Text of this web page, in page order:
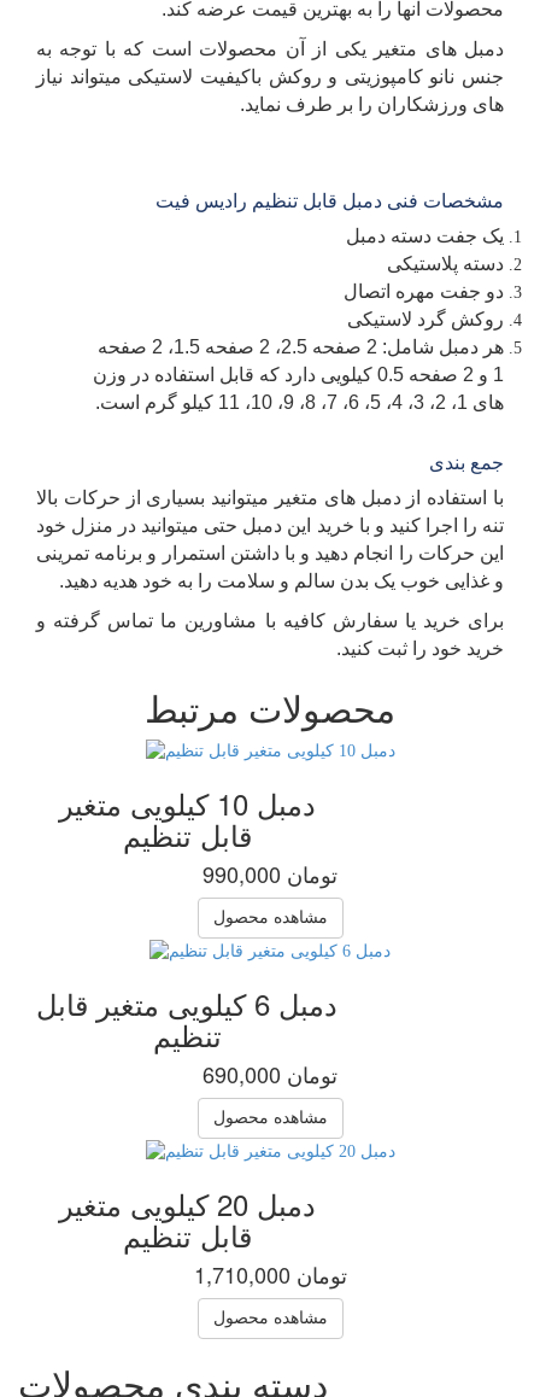
محصولات آنها را به بهترین قیمت عرضه کند.
دمبل های متغیر یکی از آن محصولات است که با توجه به
جنس نانو کامپوزیتی و روکش باکیفیت لاستیکی میتواند نیاز
های ورزشکاران را بر طرف نماید.
مشخصات فنی دمبل قابل تنظیم رادیس فیت
یک جفت دسته دمبل
دسته پلاستیکی
دو جفت مهره اتصال
روکش گرد لاستیکی
هر دمبل شامل: 2 صفحه 2.5، 2 صفحه 1.5، 2 صفحه
1 و 2 صفحه 0.5 کیلویی دارد که قابل استفاده در وزن
های 1، 2، 3، 4، 5، 6، 7، 8، 9، 10، 11 کیلو گرم است.
جمع بندی
با استفاده از دمبل های متغیر میتوانید بسیاری از حرکات بالا
تنه را اجرا کنید و با خرید این دمبل حتی میتوانید در منزل خود
این حرکات را انجام دهید و با داشتن استمرار و برنامه تمرینی
و غذایی خوب یک بدن سالم و سلامت را به خود هدیه دهید.
برای خرید یا سفارش کافیه با مشاورین ما تماس گرفته و
خرید خود را ثبت کنید.
محصولات مرتبط
دمبل 10 کیلویی متغیر
قابل تنظیم
990,000 تومان
مشاهده محصول
دمبل 6 کیلویی متغیر قابل
تنظیم
690,000 تومان
مشاهده محصول
دمبل 20 کیلویی متغیر
قابل تنظیم
1,710,000 تومان
مشاهده محصول
دسته بندی محصولات